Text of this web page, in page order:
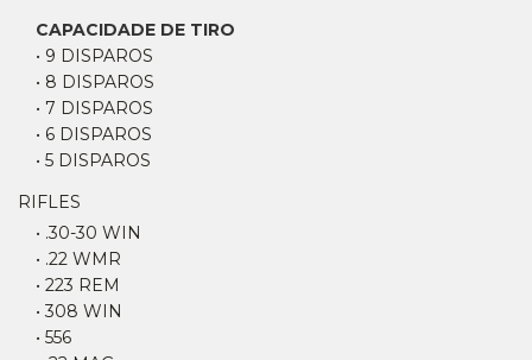
CAPACIDADE DE TIRO
• 9 DISPAROS
• 8 DISPAROS
• 7 DISPAROS
• 6 DISPAROS
• 5 DISPAROS
RIFLES
• .30-30 WIN
• .22 WMR
• 223 REM
• 308 WIN
• 556